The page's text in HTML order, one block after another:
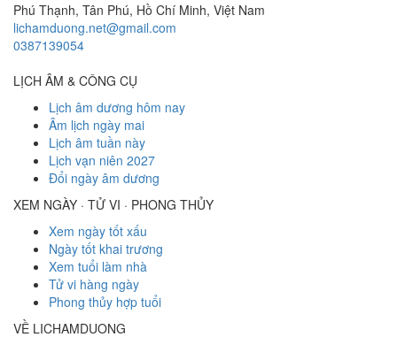
Phú Thạnh, Tân Phú, Hồ Chí Minh, Việt Nam
lichamduong.net@gmail.com
0387139054
LỊCH ÂM & CÔNG CỤ
Lịch âm dương hôm nay
Âm lịch ngày mai
Lịch âm tuần này
Lịch vạn niên 2027
Đổi ngày âm dương
XEM NGÀY · TỬ VI · PHONG THỦY
Xem ngày tốt xấu
Ngày tốt khai trương
Xem tuổi làm nhà
Tử vi hàng ngày
Phong thủy hợp tuổi
VỀ LICHAMDUONG